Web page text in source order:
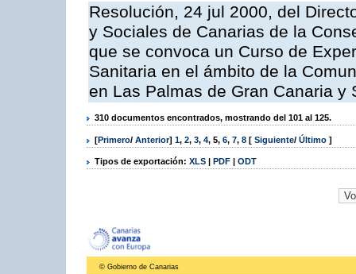
Resolución, 24 jul 2000, del
y Sociales de Canarias de la
que se convoca un Curso de
Sanitaria en el ámbito de la
en Las Palmas de Gran Canaria y
310 documentos encontrados, mostrando del 101 al 125.
[Primero/ Anterior] 1, 2, 3, 4, 5, 6, 7, 8 [ Siguiente/ Último ]
Tipos de exportación: XLS | PDF | ODT
© Gobierno de Canarias